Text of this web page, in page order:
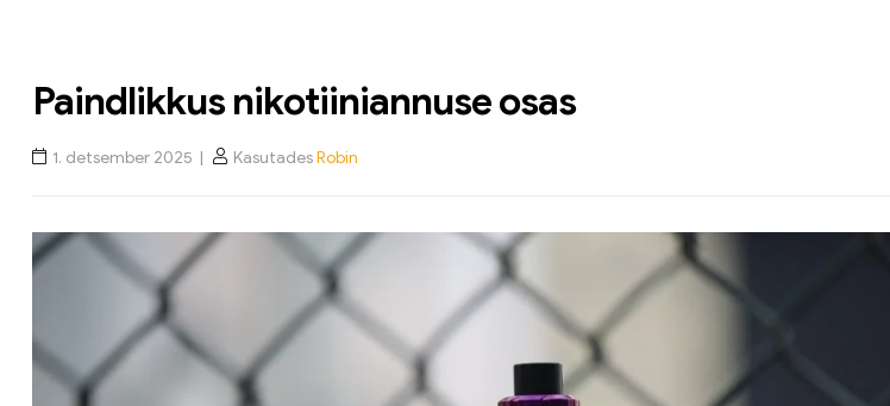
Paindlikkus nikotiiniannuse osas
1. detsember 2025 KasutadesRobin